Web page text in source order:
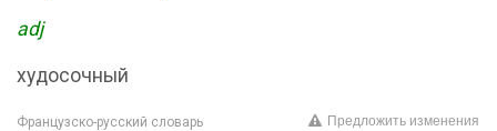
adj
худосочный
Французско-русский словарь Предложить изменения